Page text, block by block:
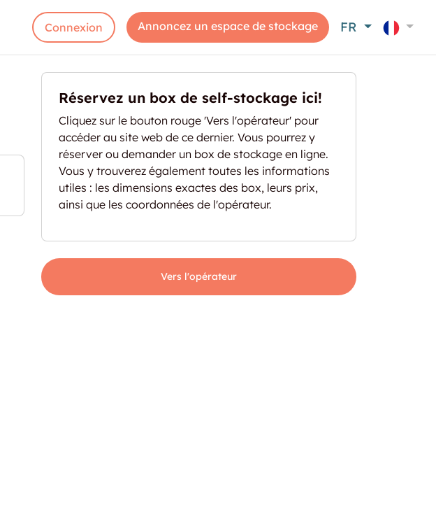
Connexion Annoncez un espace de stockage FR
Réservez un box de self-stockage ici!
Cliquez sur le bouton rouge 'Vers l'opérateur' pour
accéder au site web de ce dernier. Vous pourrez y
réserver ou demander un box de stockage en ligne.
Vous y trouverez également toutes les informations
utiles : les dimensions exactes des box, leurs prix,
ainsi que les coordonnées de l'opérateur.
Vers l'opérateur